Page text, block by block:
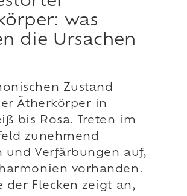
was
die Ursachen
Zustand
Ätherkörper in
bis Rosa. Treten im
zunehmend
und Verfärbungen auf,
vorhanden.
der Flecken zeigt an,